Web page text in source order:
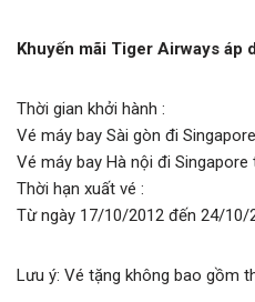
Khuyến mãi Tiger Airways áp
Thời gian khởi hành :
Vé máy bay Sài gòn đi
Vé máy bay Hà nội đi
Thời hạn xuất vé :
Từ ngày 17/10/2012 đến 24/10/
Lưu ý: Vé tặng không bao gồm